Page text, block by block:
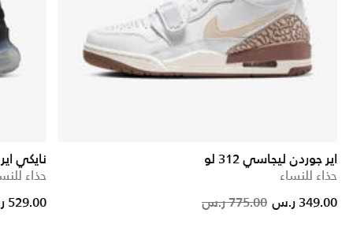
اير جوردن ليجاسي 312 لو
حذاء للنساء
Price
775.00 ر.س to
349.00 ر.س
نايكي
حذاء
Price reduced from
to
529.00 ر.س